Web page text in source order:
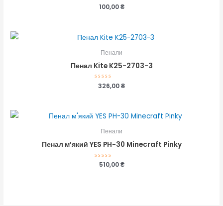
Оцінено
100,00₴
Пенали
Пенал Kite K25-2703-3
Оцінено
326,00₴
Пенали
Пенал м’який YES PH-30 Minecraft Pinky
Оцінено
510,00₴